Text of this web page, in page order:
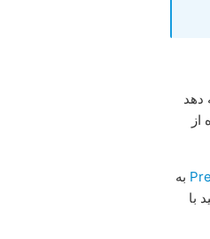
دهد
از
به
با